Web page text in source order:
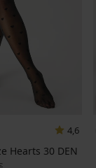
4,6
Hearts 30 DEN